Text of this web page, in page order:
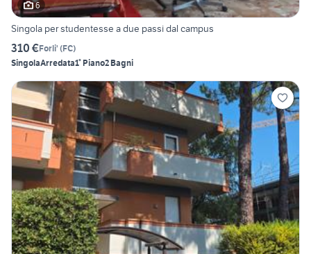
6
Singola per studentesse a due passi dal campus
310 €Forli' (FC)
SingolaArredata1° Piano2 Bagni